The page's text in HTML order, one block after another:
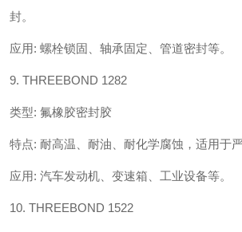
封。
应用: 螺栓锁固、轴承固定、管道密封等。
9. THREEBOND 1282
类型: 氟橡胶密封胶
特点: 耐高温、耐油、耐化学腐蚀，适用于
应用: 汽车发动机、变速箱、工业设备等。
10. THREEBOND 1522